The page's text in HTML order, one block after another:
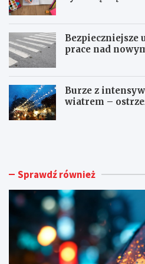
Bezpieczniejsze
prace nad
Burze z
wiatrem –
O
E
E
N
S
r
y
Sprawdź również